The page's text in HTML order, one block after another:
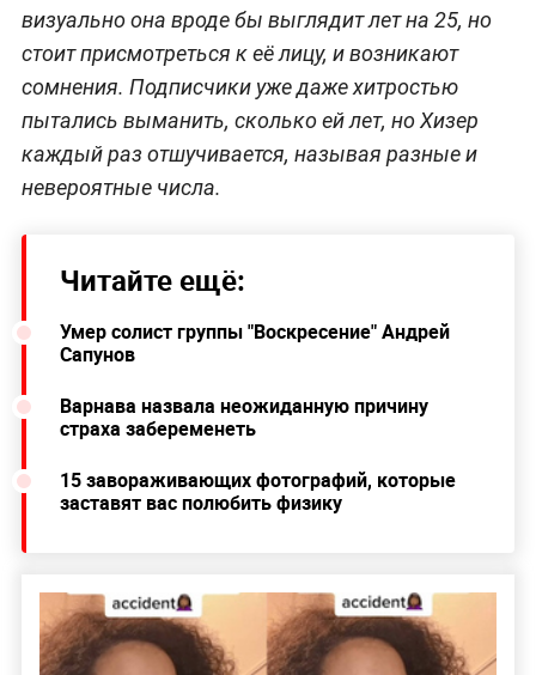
визуально она вроде бы выглядит лет на 25, но
стоит присмотреться к её лицу, и возникают
сомнения. Подписчики уже даже хитростью
пытались выманить, сколько ей лет, но Хизер
каждый раз отшучивается, называя разные и
невероятные числа.
Читайте ещё:
Умер солист группы "Воскресение" Андрей
Сапунов
Варнава назвала неожиданную причину
страха забеременеть
15 завораживающих фотографий, которые
заставят вас полюбить физику